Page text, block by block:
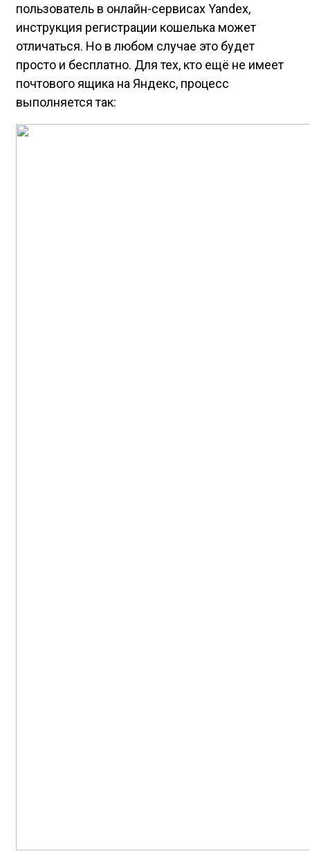
пользователь в онлайн-сервисах Yandex,
инструкция регистрации кошелька может
отличаться. Но в любом случае это будет
просто и бесплатно. Для тех, кто ещё не имеет
почтового ящика на Яндекс, процесс
выполняется так: